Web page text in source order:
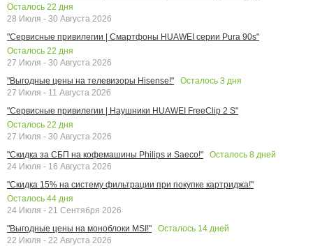
Осталось 22 дня
28 Июля - 30 Августа 2026
"Сервисные привилегии | Смартфоны HUAWEI серии Pura 90s"
Осталось 22 дня
27 Июля - 30 Августа 2026
"Выгодные цены на телевизоры Hisense!"
Осталось 3 дня
27 Июля - 11 Августа 2026
"Сервисные привилегии | Наушники HUAWEI FreeClip 2 S"
Осталось 22 дня
27 Июля - 30 Августа 2026
"Скидка за СБП на кофемашины Philips и Saeco!"
Осталось 8 дней
24 Июля - 16 Августа 2026
"Скидка 15% на систему фильтрации при покупке картриджа!"
Осталось 44 дня
24 Июля - 21 Сентября 2026
"Выгодные цены на моноблоки MSI!"
Осталось 14 дней
22 Июля - 22 Августа 2026